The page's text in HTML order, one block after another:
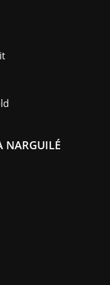
NARGUILÉ